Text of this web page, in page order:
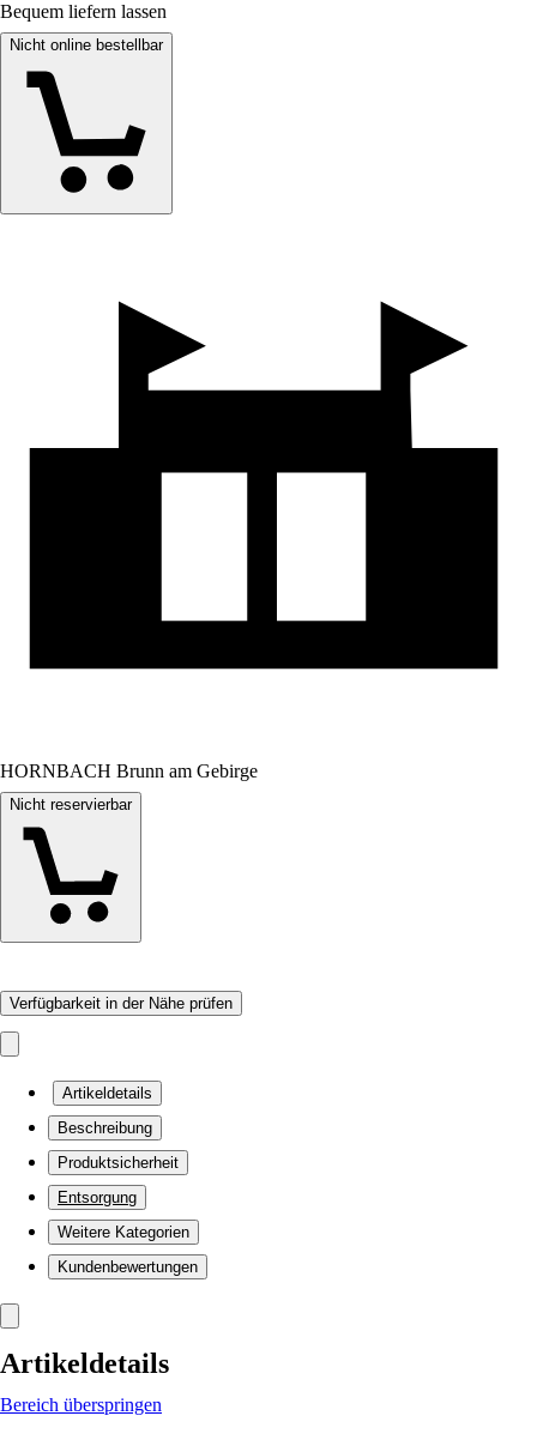
Bequem liefern lassen
Nicht online bestellbar
HORNBACH Brunn am Gebirge
Nicht reservierbar
Verfügbarkeit in der Nähe prüfen
Artikeldetails
Beschreibung
Produktsicherheit
Entsorgung
Weitere Kategorien
Kundenbewertungen
Artikeldetails
Bereich überspringen